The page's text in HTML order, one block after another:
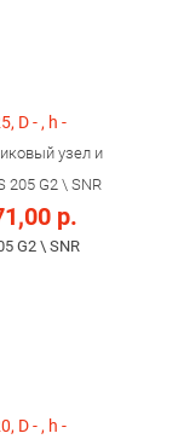
D - , h -
узел и
205 G2 \ SNR
р.
G2 \ SNR
D - , h -